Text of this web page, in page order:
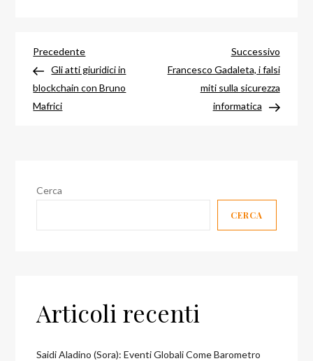
Navigazione
articoli
Articolo
precedente
Precedente
Gli atti giuridici in
blockchain con Bruno
Mafrici
Successivo
Francesco Gadaleta, i falsi
miti sulla sicurezza
informatica
Cerca
CERCA
Articoli recenti
Saidi Aladino (Sora): Eventi Globali Come Barometro